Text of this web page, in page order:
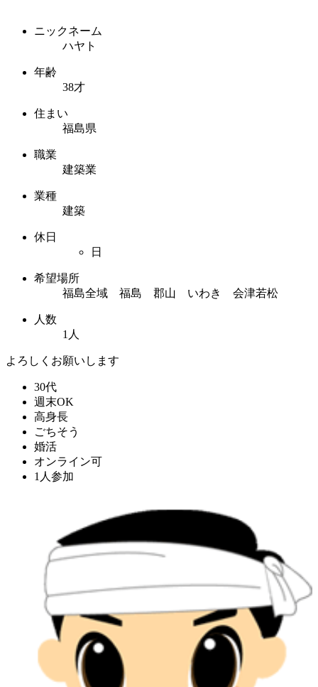
ニックネーム
ハヤト
年齢
38才
住まい
福島県
職業
建築業
業種
建築
休日
日
希望場所
福島全域 福島 郡山 いわき 会津若松
人数
1人
よろしくお願いします
30代
週末OK
高身長
ごちそう
婚活
オンライン可
1人参加